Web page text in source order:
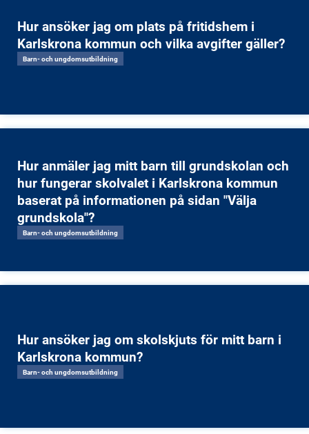
Hur ansöker jag om plats på fritidshem i
Karlskrona kommun och vilka avgifter gäller?
Barn- och ungdomsutbildning
Hur anmäler jag mitt barn till grundskolan och
hur fungerar skolvalet i Karlskrona kommun
baserat på informationen på sidan "Välja
grundskola"?
Barn- och ungdomsutbildning
Hur ansöker jag om skolskjuts för mitt barn i
Karlskrona kommun?
Barn- och ungdomsutbildning